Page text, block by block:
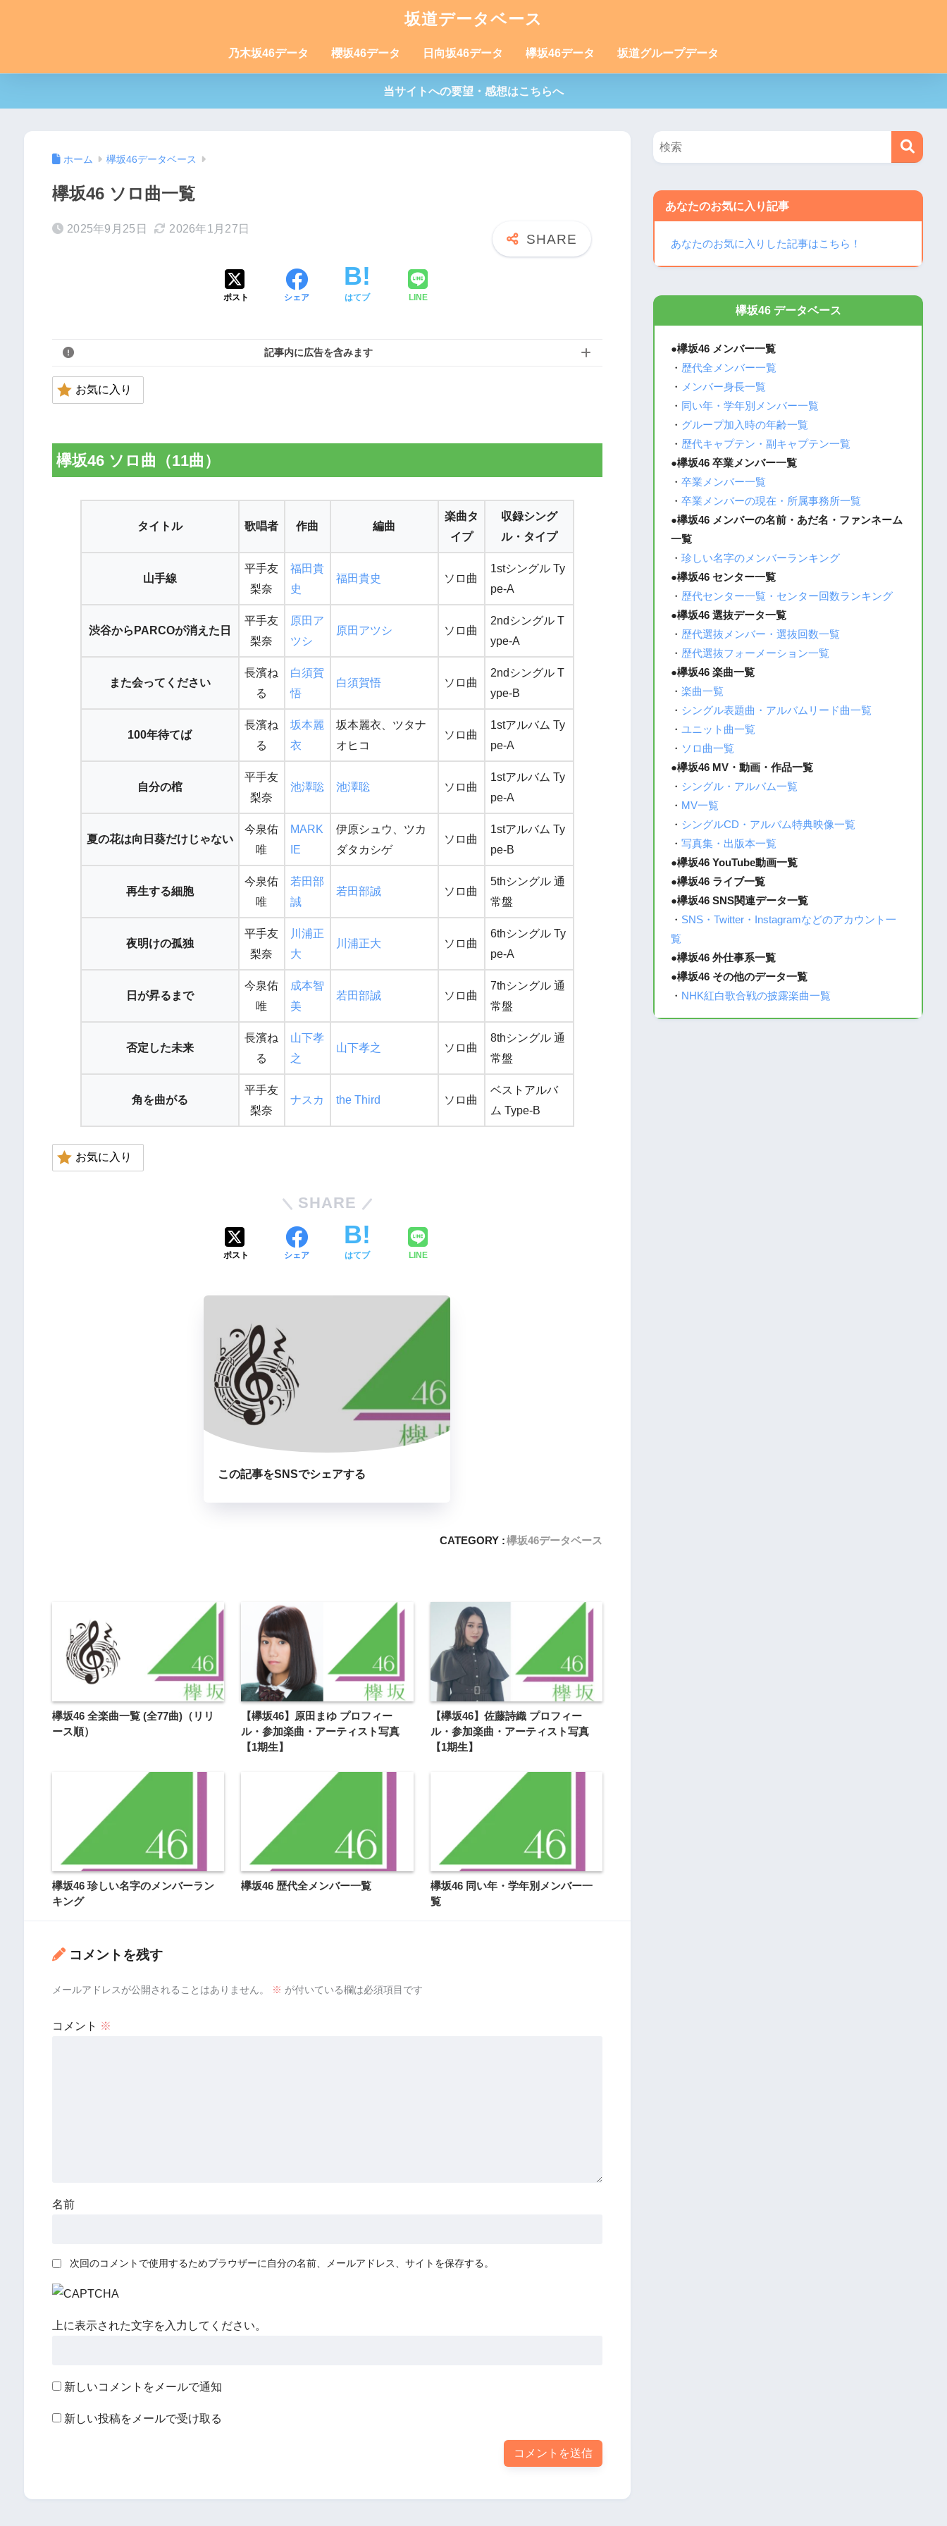
坂道データベース
乃木坂46データ 櫻坂46データ 日向坂46データ 欅坂46データ 坂道グループデータ
当サイトへの要望・感想はこちらへ
ホーム 欅坂46データベース
欅坂46 ソロ曲一覧
2025年9月25日 2026年1月27日
ポスト シェア はてブ LINE
記事内に広告を含みます
お気に入り
欅坂46 ソロ曲（11曲）
タイトル 歌唱者 作曲 編曲
楽曲タ
イプ
収録シング
ル・タイプ
山手線
平手友
梨奈
福田貴
史
福田貴史 ソロ曲
1stシングル Ty
pe-A
渋谷からPARCOが消えた日
平手友
梨奈
原田ア
ツシ
原田アツシ ソロ曲
2ndシングル T
ype-A
また会ってください
長濱ね
る
白須賀
悟
白須賀悟 ソロ曲
2ndシングル T
ype-B
100年待てば
長濱ね
る
坂本麗
衣
坂本麗衣、ツタナ
オヒコ
ソロ曲
1stアルバム Ty
pe-A
自分の棺
平手友
梨奈
池澤聡 池澤聡 ソロ曲
1stアルバム Ty
pe-A
夏の花は向日葵だけじゃない
今泉佑
唯
MARK
IE
伊原シュウ、ツカ
ダタカシゲ
ソロ曲
1stアルバム Ty
pe-B
再生する細胞
今泉佑
唯
若田部
誠
若田部誠 ソロ曲
5thシングル 通
常盤
夜明けの孤独
平手友
梨奈
川浦正
大
川浦正大 ソロ曲
6thシングル Ty
pe-A
日が昇るまで
今泉佑
唯
成本智
美
若田部誠 ソロ曲
7thシングル 通
常盤
否定した未来
長濱ね
る
山下孝
之
山下孝之 ソロ曲
8thシングル 通
常盤
角を曲がる
平手友
梨奈
ナスカ the Third ソロ曲
ベストアルバ
ム Type-B
お気に入り
SHARE
ポスト シェア はてブ LINE
この記事をSNSでシェアする
CATEGORY :欅坂46データベース
欅坂46 全楽曲一覧 (全77曲)（リリ
ース順）
【欅坂46】原田まゆ プロフィー
ル・参加楽曲・アーティスト写真
【1期生】
【欅坂46】佐藤詩織 プロフィー
ル・参加楽曲・アーティスト写真
【1期生】
欅坂46 珍しい名字のメンバーラン
キング
欅坂46 歴代全メンバー一覧
欅坂46 同い年・学年別メンバー一
覧
コメントを残す
メールアドレスが公開されることはありません。 ※ が付いている欄は必須項目です
コメント ※
名前
次回のコメントで使用するためブラウザーに自分の名前、メールアドレス、サイトを保存する。
上に表示された文字を入力してください。
新しいコメントをメールで通知
新しい投稿をメールで受け取る
あなたのお気に入り記事
あなたのお気に入りした記事はこちら！
欅坂46 データベース
●欅坂46 メンバー一覧
・ 歴代全メンバー一覧
・ メンバー身長一覧
・ 同い年・学年別メンバー一覧
・ グループ加入時の年齢一覧
・ 歴代キャプテン・副キャプテン一覧
●欅坂46 卒業メンバー一覧
・卒業メンバー一覧
・卒業メンバーの現在・所属事務所一覧
●欅坂46 メンバーの名前・あだ名・ファンネーム
一覧
・珍しい名字のメンバーランキング
●欅坂46 センター一覧
・ 歴代センター一覧・センター回数ランキング
●欅坂46 選抜データ一覧
・ 歴代選抜メンバー・選抜回数一覧
・ 歴代選抜フォーメーション一覧
●欅坂46 楽曲一覧
・楽曲一覧
・ シングル表題曲・アルバムリード曲一覧
・ ユニット曲一覧
・ ソロ曲一覧
●欅坂46 MV・動画・作品一覧
・ シングル・アルバム一覧
・ MV一覧
・ シングルCD・アルバム特典映像一覧
・写真集・出版本一覧
●欅坂46 YouTube動画一覧
●欅坂46 ライブ一覧
●欅坂46 SNS関連データ一覧
・ SNS・Twitter・Instagramなどのアカウント一
覧
●欅坂46 外仕事系一覧
●欅坂46 その他のデータ一覧
・ NHK紅白歌合戦の披露楽曲一覧